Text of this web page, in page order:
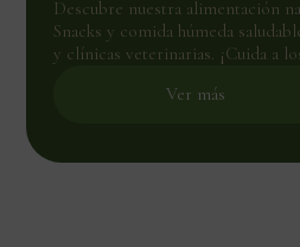
Descubre nuestra alimentación
Snacks y comida húmeda
y clínicas veterinarias. ¡Cuida a
Ver más